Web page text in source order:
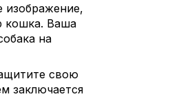
изображение,
кошка. Ваша
на
свою
заключается